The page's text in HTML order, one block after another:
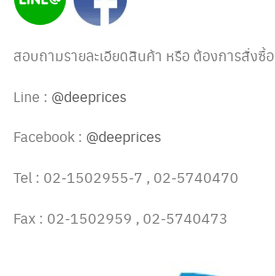
สอบถามรายละเอียดสินค้า หรือ ต้องการสั่งซื้อ
Line : @deeprices
Facebook : @deeprices
Tel : 02-1502955-7 , 02-5740470
Fax : 02-1502959 , 02-5740473